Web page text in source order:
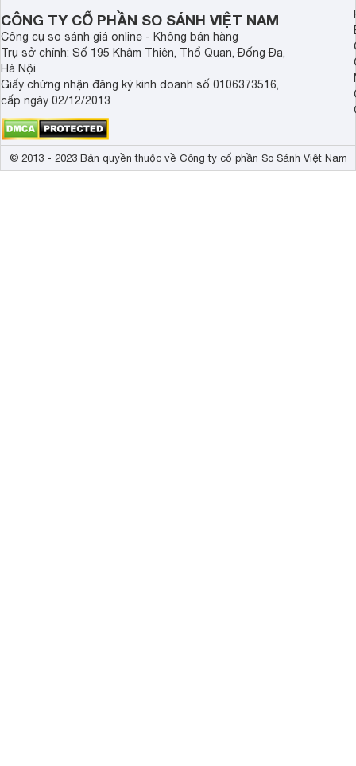
CÔNG TY CỔ PHẦN SO SÁNH VIỆT NAM
Công cụ so sánh giá online - Không bán hàng
Trụ sở chính: Số 195 Khâm Thiên, Thổ Quan, Đống Đa,
Hà Nội
Giấy chứng nhận đăng ký kinh doanh số 0106373516,
cấp ngày 02/12/2013
© 2013 - 2023 Bản quyền thuộc về Công ty cổ phần So Sánh Việt Nam